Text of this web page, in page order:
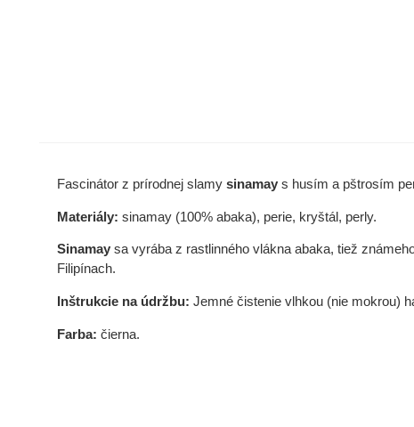
Fascinátor z prírodnej slamy sinamays husím a pštrosím
Materiály: sinamay (100% abaka), perie, kryštál, perly.
Sinamaysa vyrába z rastlinného vlákna abaka, tiež
Filipínach.
Inštrukcie na údržbu: Jemné čistenie vlhkou (nie mokrou)
Farba: čierna.